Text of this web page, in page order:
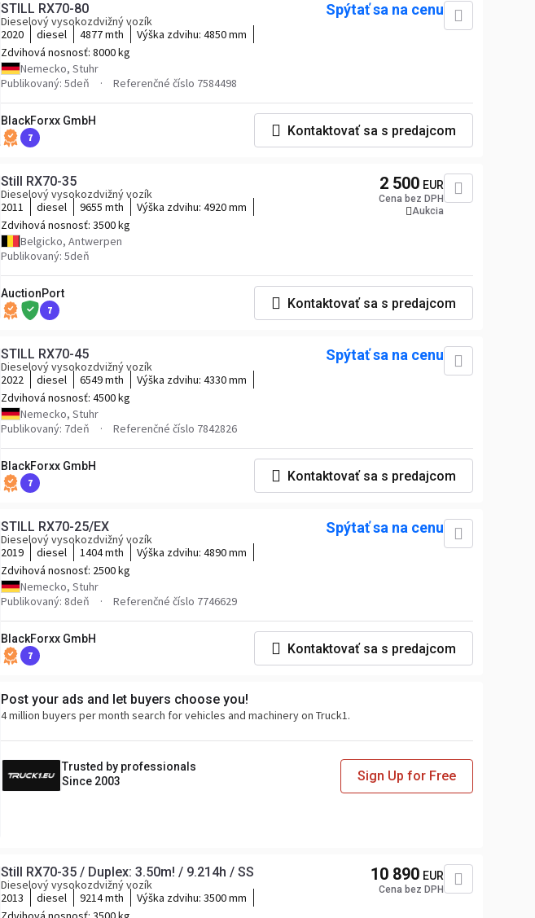
STILL RX70-80
Dieselový vysokozdvižný vozík
2020
diesel 4877 mth Výška zdvihu: 4850 mm
Zdvihová nosnosť: 8000 kg
Nemecko, Stuhr
Publikovaný: 5deň
Referenčné číslo 7584498
Spýtať sa na cenu
BlackForxx GmbH
7 Kontaktovať sa s predajcom
Still RX70-35
Dieselový vysokozdvižný vozík
2011
diesel 9655 mth Výška zdvihu: 4920 mm
Zdvihová nosnosť: 3500 kg
Belgicko, Antwerpen
Publikovaný: 5deň
2 500 EUR
Cena bez DPH
Aukcia
AuctionPort
7 Kontaktovať sa s predajcom
STILL RX70-45
Dieselový vysokozdvižný vozík
2022
diesel 6549 mth Výška zdvihu: 4330 mm
Zdvihová nosnosť: 4500 kg
Nemecko, Stuhr
Publikovaný: 7deň
Referenčné číslo 7842826
Spýtať sa na cenu
BlackForxx GmbH
7 Kontaktovať sa s predajcom
STILL RX70-25/EX
Dieselový vysokozdvižný vozík
2019
diesel 1404 mth Výška zdvihu: 4890 mm
Zdvihová nosnosť: 2500 kg
Nemecko, Stuhr
Publikovaný: 8deň
Referenčné číslo 7746629
Spýtať sa na cenu
BlackForxx GmbH
7 Kontaktovať sa s predajcom
Post your ads and let buyers choose you!
4 million buyers per month search for vehicles and machinery on Truck1.
Trusted by professionals
Since 2003
Sign Up for Free
Still RX70-35 / Duplex: 3.50m! / 9.214h / SS
Dieselový vysokozdvižný vozík
2013
diesel 9214 mth Výška zdvihu: 3500 mm
10 890 EUR
Cena bez DPH